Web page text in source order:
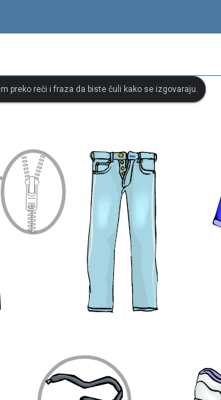
preko reči i fraza da biste čuli kako se izgovaraju.